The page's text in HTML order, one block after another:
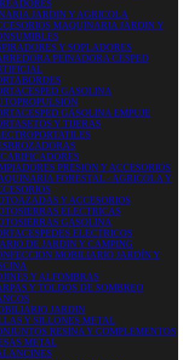
JARDIN Y AGRICOLA
MAQUINARIA JARDIN Y
Y SOPLADORES
PEINADORA CESPED
GASOLINA
GASOLINA EMPUJE
Y TIJERAS
PRESION Y ACCESORIOS
FORESTAL - AGRICOLA Y
Y ACCESORIOS
ELECTRICAS
GASOLINA
ELECTRICOS
DE JARDIN Y CAMPING
MOBILIARIO JARDÍN Y
Y ALFOMBRAS
Y TOLDOS DE SOMBREO
JARDIN
Y SILLONES METAL
RESINA Y COMPLEMENTOS
METAL